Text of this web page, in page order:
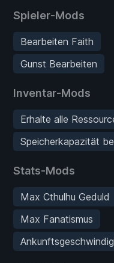
Spieler-Mods
Bearbeiten Faith
Gunst Bearbeiten
Inventar-Mods
Erhalte alle
Speicherkapazität
Stats-Mods
Max Cthulhu Geduld
Max Fanatismus